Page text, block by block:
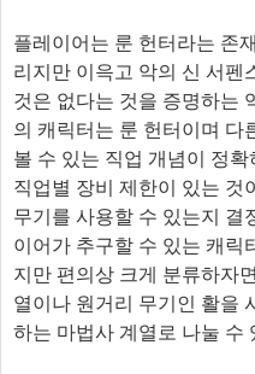
플레이어는 룬 헌터라는 존
리지만 이윽고 악의 신 서
것은 없다는 것을 증명하는
의 캐릭터는 룬 헌터이며 다
볼 수 있는 직업 개념이 정
직업별 장비 제한이 있는 것
무기를 사용할 수 있는지 결
이어가 추구할 수 있는 캐릭
지만 편의상 크게 분류하자
열이나 원거리 무기인 활을
하는 마법사 계열로 나눌 수